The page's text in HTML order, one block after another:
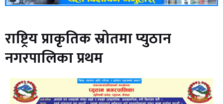
राष्ट्रिय प्राकृतिक स्रोतमा प्युठान
नगरपालिका प्रथम